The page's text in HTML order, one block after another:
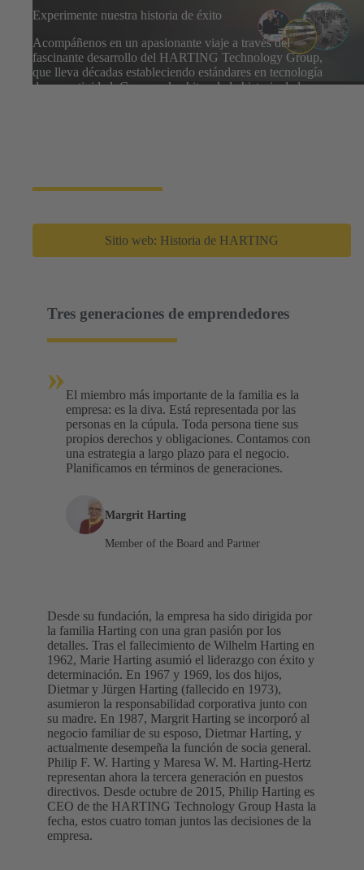
Experimente nuestra historia de éxito
Acompáñenos en un apasionante viaje a través del
fascinante desarrollo del HARTING Technology Group,
que lleva décadas estableciendo estándares en tecnología
de conectividad. Conozca los hitos de la historia de la
Sitio web: Historia de HARTING
Tres generaciones de emprendedores
» El miembro más importante de la familia es la
empresa: es la diva. Está representada por las
personas en la cúpula. Toda persona tiene sus
propios derechos y obligaciones. Contamos con
una estrategia a largo plazo para el negocio.
Planificamos en términos de generaciones.
Margrit Harting
Member of the Board and Partner
Desde su fundación, la empresa ha sido dirigida por
la familia Harting con una gran pasión por los
detalles. Tras el fallecimiento de Wilhelm Harting en
1962, Marie Harting asumió el liderazgo con éxito y
determinación. En 1967 y 1969, los dos hijos,
Dietmar y Jürgen Harting (fallecido en 1973),
asumieron la responsabilidad corporativa junto con
su madre. En 1987, Margrit Harting se incorporó al
negocio familiar de su esposo, Dietmar Harting, y
actualmente desempeña la función de socia general.
Philip F. W. Harting y Maresa W. M. Harting-Hertz
representan ahora la tercera generación en puestos
directivos. Desde octubre de 2015, Philip Harting es
CEO de the HARTING Technology Group Hasta la
fecha, estos cuatro toman juntos las decisiones de la
empresa.